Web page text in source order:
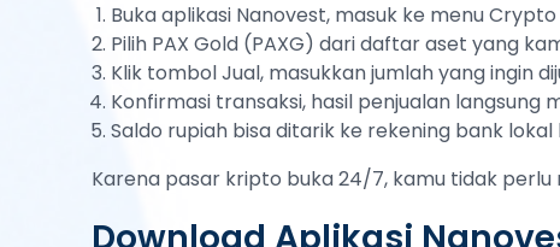
Buka aplikasi Nanovest, masuk ke menu Crypto
Pilih PAX Gold (PAXG) dari daftar aset yang
Klik tombol Jual, masukkan jumlah yang ingin
Konfirmasi transaksi, hasil penjualan langsung
Saldo rupiah bisa ditarik ke rekening bank lokal
Karena pasar kripto buka 24/7, kamu tidak perlu